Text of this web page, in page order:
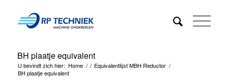
BH plaatje equivalent
U bevindt zich hier: Home / / Equivalentlijst MBH Reductor /
BH plaatje equivalent